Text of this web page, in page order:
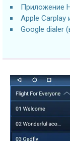
Приложение
Apple Carplay
Google dialer